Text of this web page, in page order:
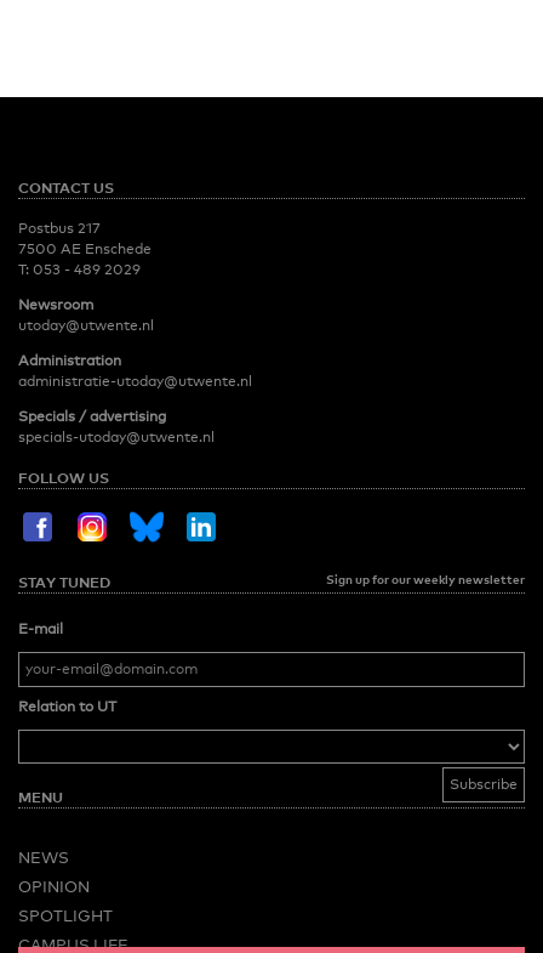
CONTACT US
Postbus 217
7500 AE Enschede
T: 053 - 489 2029
Newsroom
utoday@utwente.nl
Administration
administratie-utoday@utwente.nl
Specials / advertising
specials-utoday@utwente.nl
FOLLOW US
STAY TUNED Sign up for our weekly newsletter
E-mail
Relation to UT
MENU
NEWS
OPINION
SPOTLIGHT
CAMPUS LIFE